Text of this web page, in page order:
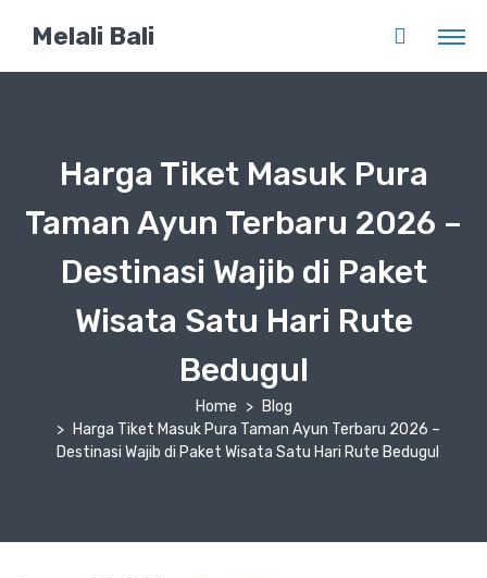
Melali Bali
Harga Tiket Masuk Pura
Taman Ayun Terbaru 2026 –
Destinasi Wajib di Paket
Wisata Satu Hari Rute
Bedugul
Home
Blog
Harga Tiket Masuk Pura Taman Ayun Terbaru 2026 –
Destinasi Wajib di Paket Wisata Satu Hari Rute Bedugul